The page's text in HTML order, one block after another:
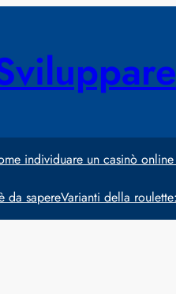
individuare un casinò
da sapereVarianti della